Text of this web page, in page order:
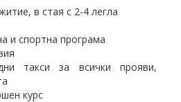
в стая с 2-4 легла
и спортна програма
такси за всички прояви,
курс